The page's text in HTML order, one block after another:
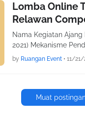
Lomba Online
Relawan
Nama Kegiatan
2021) Mekanisme
by Ruangan Event • 11/21/
Muat